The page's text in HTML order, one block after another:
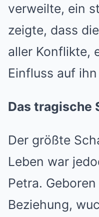
verweilte, ein
zeigte, dass
aller Konflikte,
Einfluss auf
Das tragische
Der größte
Leben war
Petra.
Beziehung,